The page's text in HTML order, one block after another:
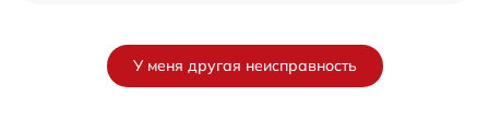
У меня другая неисправность